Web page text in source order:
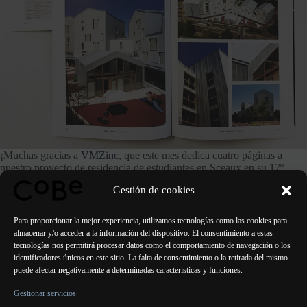
Gestión de cookies
Para proporcionar la mejor experiencia, utilizamos tecnologías como las cookies para
almacenar y/o acceder a la información del dispositivo. El consentimiento a estas
tecnologías nos permitirá procesar datos como el comportamiento de navegación o los
identificadores únicos en este sitio. La falta de consentimiento o la retirada del mismo
puede afectar negativamente a determinadas características y funciones.
Gestionar servicios
¡Muchas gracias a VMZinc, que este mes dedica cuatro páginas a
nuestro proyecto de residencia de estudiantes en Sceaux en su 17º
número
ANTERIOR SIGUIENTE